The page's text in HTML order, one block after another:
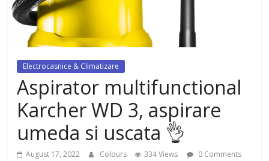
dezvoltat, cu Flexor Fitness-
dispozitiv pentru tonifiere muschi
Electrocasnice & Climatizare
Aspirator multifunctional
Karcher WD 3, aspirare
umeda si uscata 👌
August 17, 2022 Colours 334 Views
0 Comments